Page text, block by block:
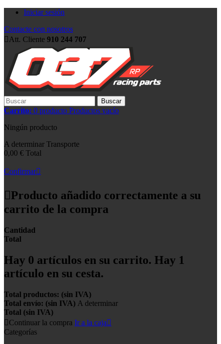
Iniciar sesión
Contacte con nosotros
Att. Cliente 910 244 707
Buscar
Carrito: 0 producto Productos vacío
Ningún producto
A determinar Transporte
0,00 € Total
Confirmar
Producto añadido correctamente a su
carrito de la compra
Cantidad
Total
Hay 0 artículos en su carrito. Hay 1
artículo en su cesta.
Total productos: (sin IVA)
Total envío: (sin IVA) A determinar
Total (sin IVA)
Continuar la compra Ir a la caja
Categorías